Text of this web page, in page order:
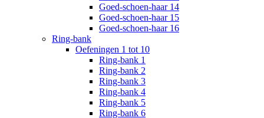
Goed-schoen-haar 14
Goed-schoen-haar 15
Goed-schoen-haar 16
Ring-bank
Oefeningen 1 tot 10
Ring-bank 1
Ring-bank 2
Ring-bank 3
Ring-bank 4
Ring-bank 5
Ring-bank 6